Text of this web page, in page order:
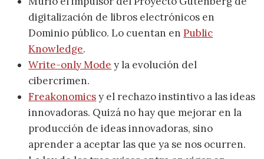
digitalización de libros electrónicos en
Dominio público. Lo cuentan enPublic
Knowledge.
Write-only Mode y la evolución del
cibercrimen.
Freakonomicsy el rechazo instintivo a las ideas
innovadoras. Quizá no hay que mejorar en la
producción de ideas innovadoras, sino
aprender a aceptar las que ya se nos ocurren.